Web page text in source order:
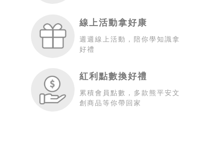
線上活動拿好康
週週線上活動，陪你學知識拿
好禮
紅利點數換好禮
累積會員點數，多款熊平安文
創商品等你帶回家